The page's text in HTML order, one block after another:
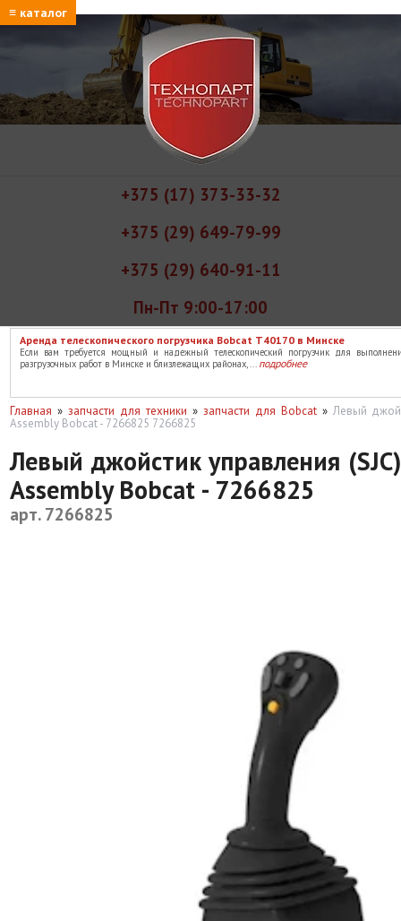
≡ каталог
+375 (17) 373-33-32
+375 (29) 649-79-99
+375 (29) 640-91-11
Пн-Пт 9:00-17:00
Аренда телескопического погрузчика Bobcat T40170 в Минске
Если вам требуется мощный и надежный телескопический погрузчик для
разгрузочных работ в Минске и близлежащих районах, ... подробнее
Главная » запчасти для техники » запчасти для Bobcat » Левый
Assembly Bobcat - 7266825 7266825
Левый джойстик управления
Assembly Bobcat - 7266825
арт. 7266825